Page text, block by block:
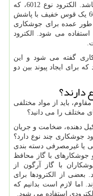
آن برای جریان متناوب یا مستقیم می باشد. الکترود نوع 6012، که
الکترودی همه منظوره است؛ الکترود 6013 یک قوس خفیف با پاشش
می کند. از الکترود 7018 به طور عمده برای جوشکاری
می شود. الکترود
گفته می شود و این
برای ایجاد پیوند بین دو
باید از مواد مختلفی
مختلف را می دانید؟
دهنده، ضخامت و جریان
جوشکاری چند نوع دارد؟
یا غیرمصرفی دسته بندی
با گاز محافظ
با گاز آرگون از
بعضی از الکترودها برای
اما لازم است بدانیم که
استفاده می شود.